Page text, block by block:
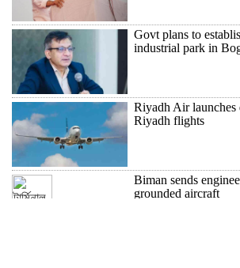
Govt plans to
industrial park in
Riyadh Air
Riyadh flights
Biman sends
grounded aircraft